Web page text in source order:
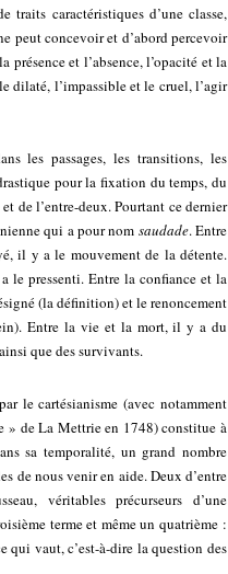
traits caractéristiques d’une classe,
peut concevoir et d’abord percevoir
présence et l’absence, l’opacité et la
dilaté, l’impassible et le cruel, l’agir
les passages, les transitions, les
pour la fixation du temps, du
de l’entre-deux. Pourtant ce dernier
qui a pour nom saudade. Entre
il y a le mouvement de la détente.
le pressenti. Entre la confiance et la
(la définition) et le renoncement
Entre la vie et la mort, il y a du
que des survivants.
le cartésianisme (avec notamment
» de La Mettrie en 1748) constitue à
sa temporalité, un grand nombre
de nous venir en aide. Deux d’entre
véritables précurseurs d’une
terme et même un quatrième :
vaut, c’est-à-dire la question des